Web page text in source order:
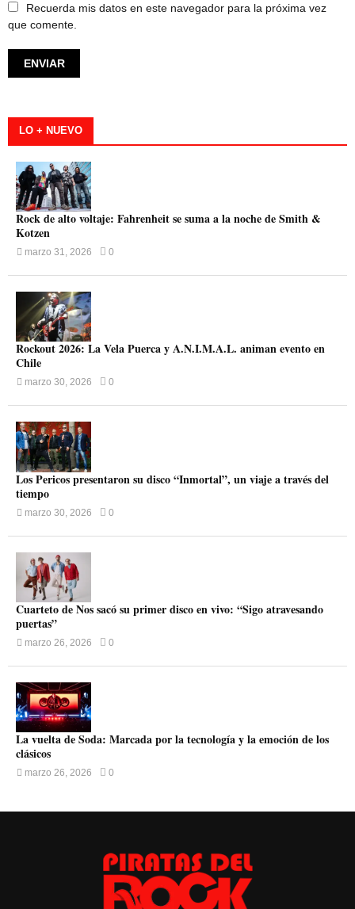
Recuerda mis datos en este navegador para la próxima vez
que comente.
LO + NUEVO
Rock de alto voltaje: Fahrenheit se suma a la noche de Smith &
Kotzen
marzo 31, 2026 0
Rockout 2026: La Vela Puerca y A.N.I.M.A.L. animan evento en
Chile
marzo 30, 2026 0
Los Pericos presentaron su disco “Inmortal”, un viaje a través del
tiempo
marzo 30, 2026 0
Cuarteto de Nos sacó su primer disco en vivo: “Sigo atravesando
puertas”
marzo 26, 2026 0
La vuelta de Soda: Marcada por la tecnología y la emoción de los
clásicos
marzo 26, 2026 0